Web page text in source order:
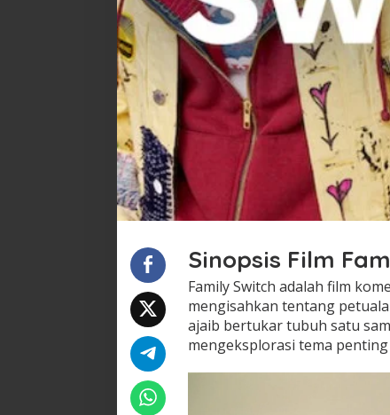
Sinopsis Film
Family Switch adalah film
mengisahkan tentang
ajaib bertukar tubuh satu
mengeksplorasi tema